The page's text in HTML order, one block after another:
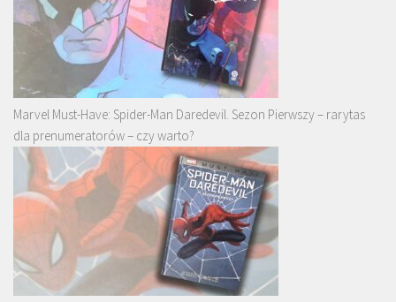
Marvel Must-Have: Spider-Man Daredevil. Sezon Pierwszy – rarytas
dla prenumeratorów – czy warto?